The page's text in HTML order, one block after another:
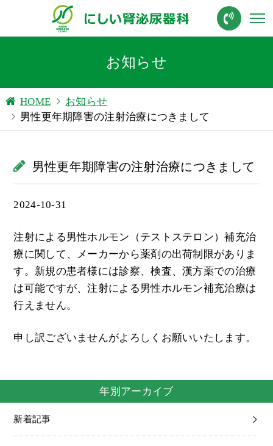
お知らせ
HOME
お知らせ
男性更年期障害の注射治療につきまして
男性更年期障害の注射治療につきまして
2024-10-31
注射による男性ホルモン（テストステロン）補充治
療に関して、メーカーから薬剤の出荷制限がありま
す。新規の患者様には診察、検査、漢方薬での治療
は可能ですが、注射による男性ホルモン補充治療は
行えません。
申し訳ございませんがよろしくお願いいたします。
年別アーカイブ
新着記事